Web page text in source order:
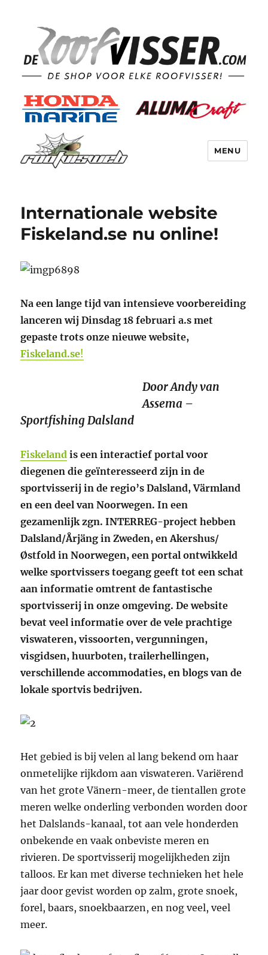
MENU
Internationale website
Fiskeland.se nu online!
Na een lange tijd van intensieve voorbereiding
lanceren wij Dinsdag 18 februari a.s met
gepaste trots onze nieuwe website,
Fiskeland.se!
Door Andy van
Assema –
Sportfishing Dalsland
Fiskeland is een interactief portal voor
diegenen die geïnteresseerd zijn in de
sportvisserij in de regio’s Dalsland, Värmland
en een deel van Noorwegen. In een
gezamenlijk zgn. INTERREG-project hebben
Dalsland/Årjäng in Zweden, en Akershus/
Østfold in Noorwegen, een portal ontwikkeld
welke sportvissers toegang geeft tot een schat
aan informatie omtrent de fantastische
sportvisserij in onze omgeving. De website
bevat veel informatie over de vele prachtige
viswateren, vissoorten, vergunningen,
visgidsen, huurboten, trailerhellingen,
verschillende accommodaties, en blogs van de
lokale sportvis bedrijven.
Het gebied is bij velen al lang bekend om haar
onmetelijke rijkdom aan viswateren. Variërend
van het grote Vänern-meer, de tientallen grote
meren welke onderling verbonden worden door
het Dalslands-kanaal, tot aan vele honderden
onbekende en vaak onbeviste meren en
rivieren. De sportvisserij mogelijkheden zijn
talloos. Er kan met diverse technieken het hele
jaar door gevist worden op zalm, grote snoek,
forel, baars, snoekbaarzen, en nog veel, veel
meer.